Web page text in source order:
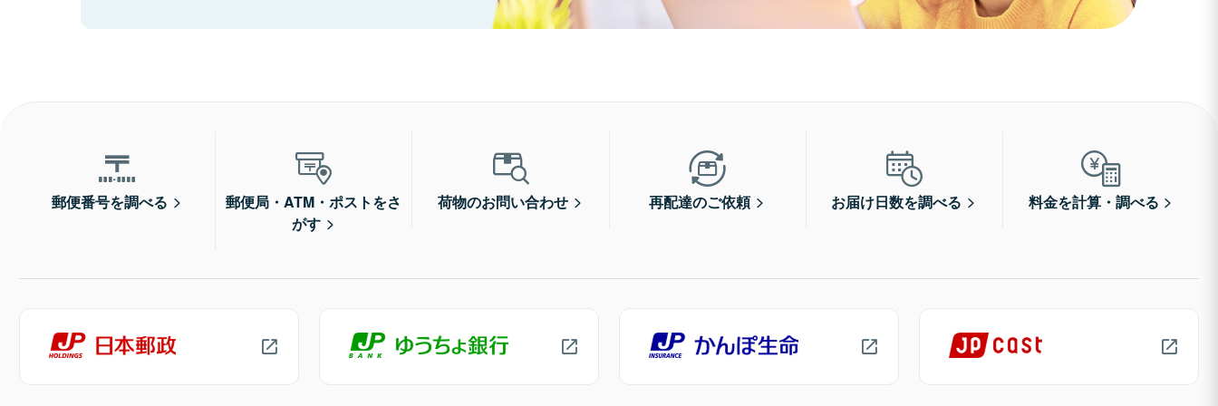
郵便番号を調べる
郵便局・ATM・ポストをさ
がす
荷物のお問い合わせ 再配達のご依頼 お届け日数を調べる 料金を計算・調べる